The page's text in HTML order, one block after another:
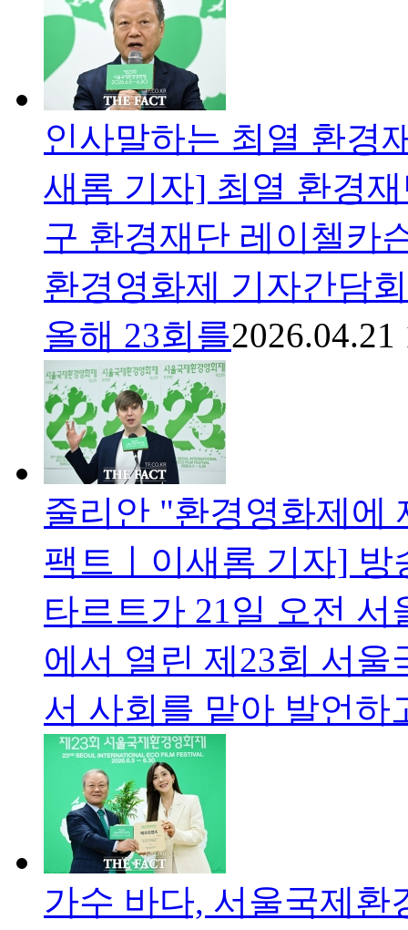
인사말하는 최열 환경
새롬 기자] 최열 환경
구 환경재단 레이첼카
환경영화제 기자간담
올해 23회를2026.04.21
줄리안 "환경영화제에
팩트ㅣ이새롬 기자]
타르트가 21일 오전
에서 열린 제23회 서
서 사회를 맡아 발언하
가수 바다, 서울국제환